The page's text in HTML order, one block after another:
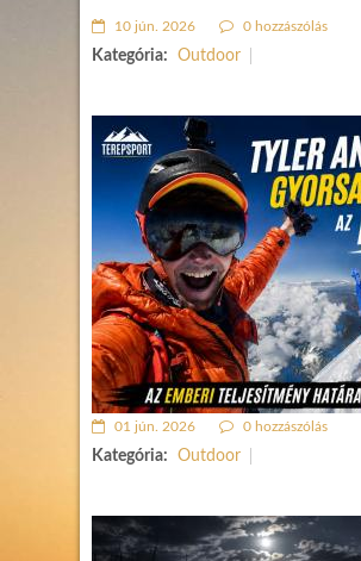
10 jún. 2026 0 hozzászólás
Kategória: Outdoor
01 jún. 2026 0 hozzászólás
Kategória: Outdoor